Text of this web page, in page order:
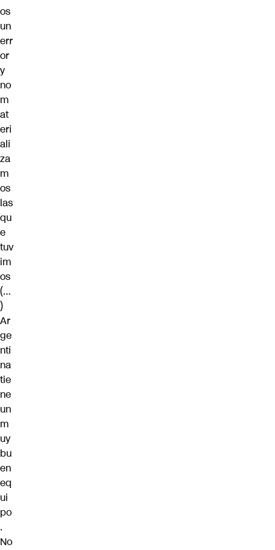
os
un
err
or
y
no
m
at
eri
ali
za
m
os
las
qu
e
tuv
im
os
(…
)
Ar
ge
nti
na
tie
ne
un
m
uy
bu
en
eq
ui
po
.
No